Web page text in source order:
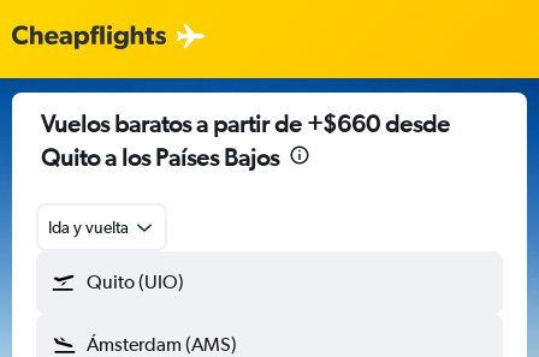
Vuelos baratos a partir de +$660 desde
Quito a los Países Bajos
Ida y vuelta
Quito (UIO)
Ámsterdam (AMS)